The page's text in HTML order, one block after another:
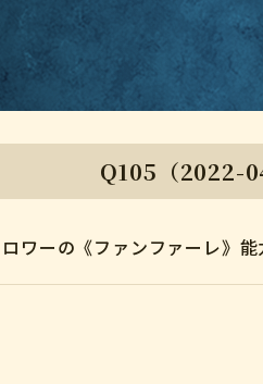
Q105（2022-
ワーの《ファンファーレ》